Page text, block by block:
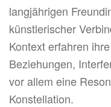
langjährigen
künstlerischer
Kontext erfahren
Beziehungen,
vor allem eine
Konstellation.